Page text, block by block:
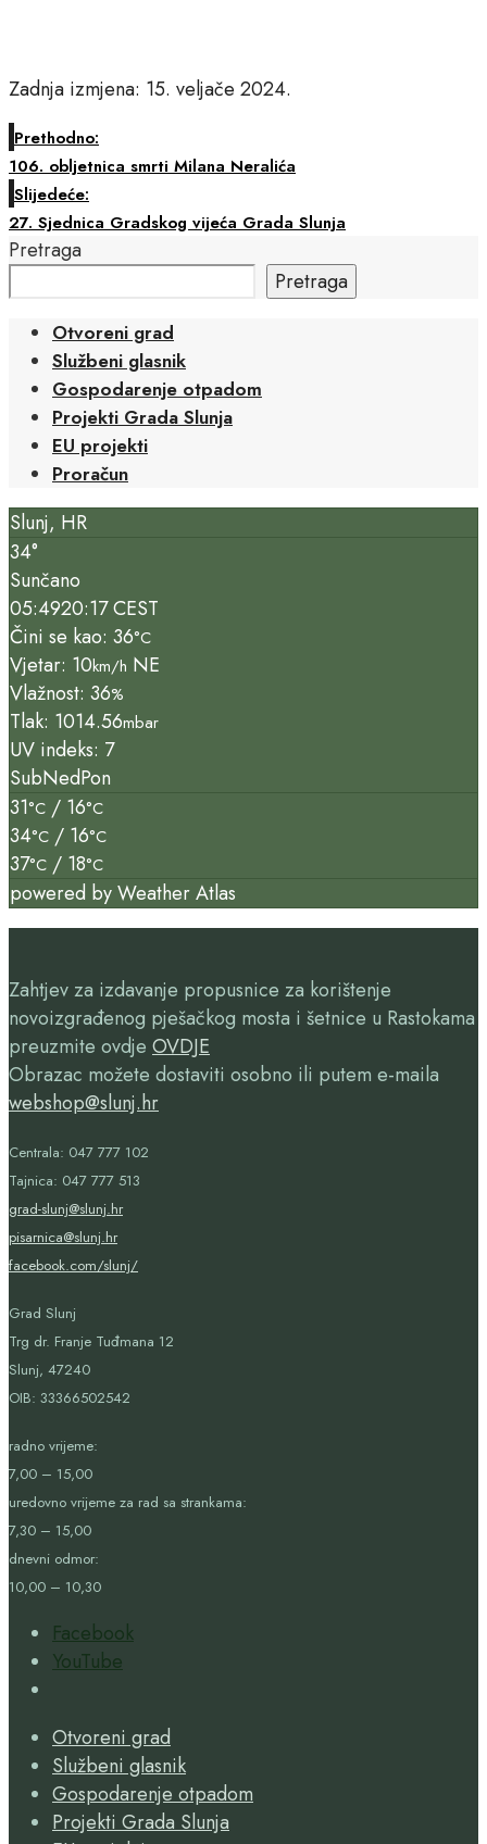
Zadnja izmjena: 15. veljače 2024.
Prethodno:
106. obljetnica smrti Milana Neralića
Slijedeće:
27. Sjednica Gradskog vijeća Grada Slunja
Pretraga
Pretraga
Otvoreni grad
Službeni glasnik
Gospodarenje otpadom
Projekti Grada Slunja
EU projekti
Proračun
Slunj, HR
34°
Sunčano
05:4920:17 CEST
Čini se kao: 36°C
Vjetar: 10km/h NE
Vlažnost: 36%
Tlak: 1014.56mbar
UV indeks: 7
SubNedPon
31°C / 16°C
34°C / 16°C
37°C / 18°C
powered byWeather Atlas
Zahtjev za izdavanje propusnice za korištenje
novoizgrađenog pješačkog mosta i šetnice u Rastokama
preuzmite ovdje OVDJE
Obrazac možete dostaviti osobno ili putem e-maila
webshop@slunj.hr
Centrala: 047 777 102
Tajnica: 047 777 513
grad-slunj@slunj.hr
pisarnica@slunj.hr
facebook.com/slunj/
Grad Slunj
Trg dr. Franje Tuđmana 12
Slunj, 47240
OIB: 33366502542
radno vrijeme:
7,00 – 15,00
uredovno vrijeme za rad sa strankama:
7,30 – 15,00
dnevni odmor:
10,00 – 10,30
Facebook
YouTube
Window
Otvoreni grad
Službeni glasnik
Gospodarenje otpadom
Projekti Grada Slunja